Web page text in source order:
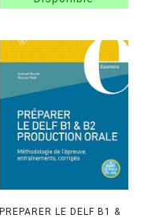
PREPARER LE DELF B1 &